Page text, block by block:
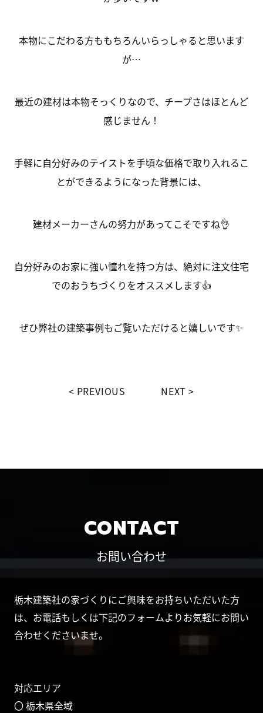
本物にこだわる方ももちろんいらっしゃると思います
が…
最近の建材は本物そっくりなので、チープさはほとんど
感じません！
手軽に自分好みのテイストを手頃な価格で取り入れるこ
とができるようになった背景には、
建材メーカーさんの努力があってこそですね👌
自分好みのお家に強い憧れを持つ方は、絶対に注文住宅
でのおうちづくりをオススメします👍
ぜひ弊社の建築事例もご覧いただけると嬉しいです✨
PREVIOUS NEXT
CONTACT
お問い合わせ
栃木建築社の家づくりにご興味をお持ちいただいた方
は、お電話もしくは下記のフォームよりお気軽にお問い
合わせくださいませ。
対応エリア
〇 栃木県全域